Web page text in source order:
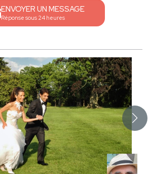
ENVOYER UN MESSAGE
Réponse sous 24 heures